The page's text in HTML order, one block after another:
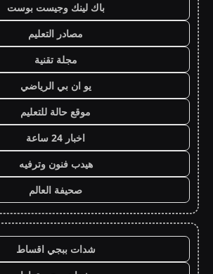
باك لينك وجيست بوست
مصادر التعليم
مجلة تقنية
يو ان بي الرياضي
موقع حالة للتعليم
اخبار 24 ساعة
هيدب فنون وترفيه
صحيفة العالم
شدات ببجي اقساط